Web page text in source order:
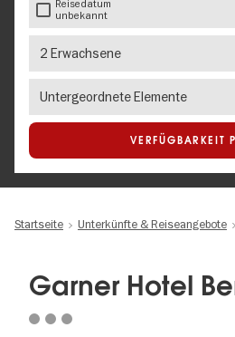
Reisedatum
unbekannt
Erwachsene
children
VERFÜGBARKEIT
Startseite Unterkünfte & Reiseangebote
Garner Hotel